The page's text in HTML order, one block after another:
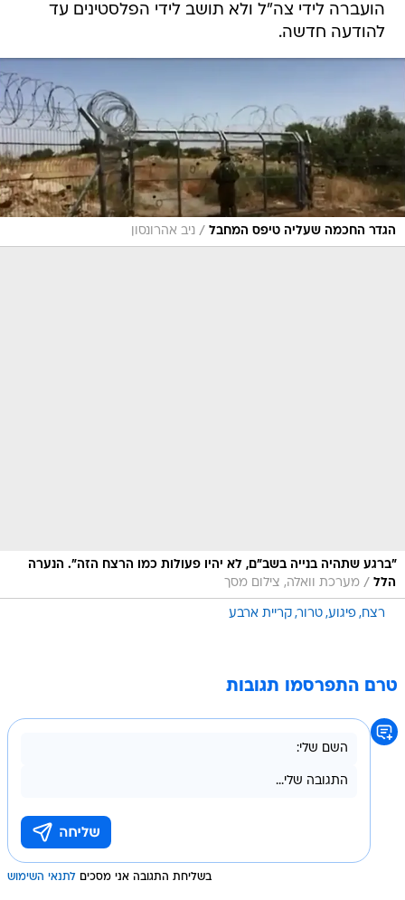
הועברה לידי צה"ל ולא תושב לידי הפלסטינים עד
להודעה חדשה.
הגדר החכמה שעליה טיפס המחבל / ניב אהרונסון
"ברגע שתהיה בנייה בשב"ם, לא יהיו פעולות כמו הרצח הזה". הנערה
הלל / מערכת וואלה, צילום מסך
רצח פיגוע טרור קריית ארבע
טרם התפרסמו תגובות
בשליחת התגובה אני מסכים לתנאי השימוש